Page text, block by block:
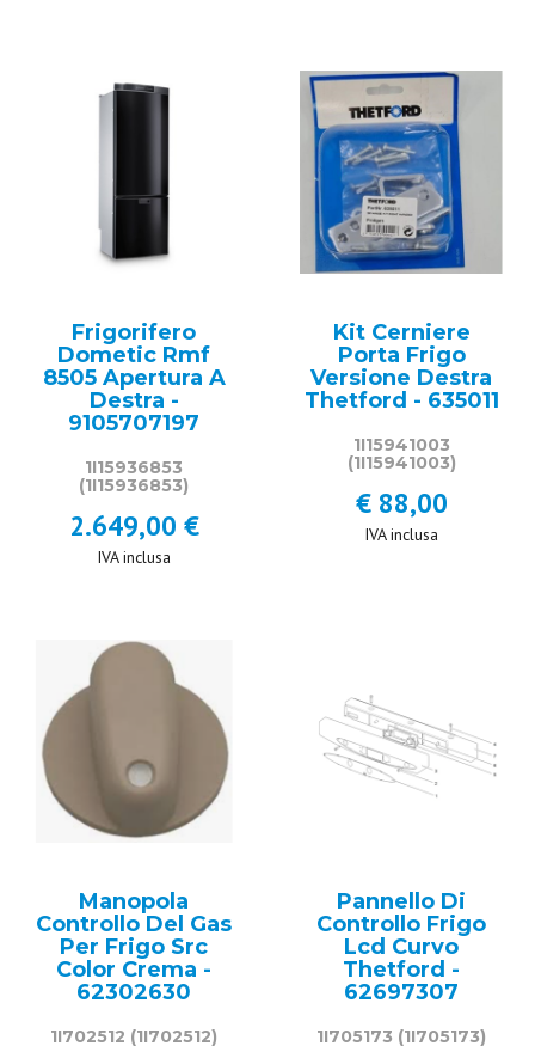
Frigorifero
Dometic Rmf
8505 Apertura A
Destra -
9105707197
1I15936853
(1I15936853)
2.649,00 €
IVA inclusa
Kit Cerniere
Porta Frigo
Versione Destra
Thetford - 635011
1I15941003
(1I15941003)
€ 88,00
IVA inclusa
Manopola
Controllo Del Gas
Per Frigo Src
Color Crema -
62302630
1I702512 (1I702512)
Pannello Di
Controllo Frigo
Lcd Curvo
Thetford -
62697307
1I705173 (1I705173)